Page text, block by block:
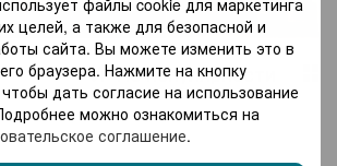
целей, а также для безопасной и
сайта. Вы можете изменить это в
браузера. Нажмите на кнопку
дать согласие на использование
можно ознакомиться на
соглашение.
Садовые зонты
Складная мебель
столы
Стеллажи
По популярности